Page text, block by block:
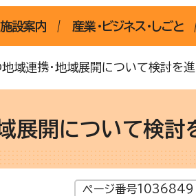
施設案内 産業・ビジネス・しごと
域連携・地域展開について検討を
展開について検討
ページ番号1036849